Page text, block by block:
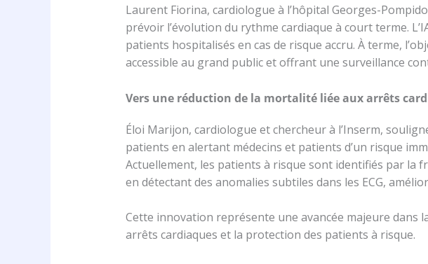
Laurent Fiorina, cardiologue à l’hôpital Georges-
prévoir l’évolution du rythme cardiaque à court terme.
patients hospitalisés en cas de risque accru. À terme,
accessible au grand public et offrant une surveillance
Vers une réduction de la mortalité liée aux arrêts
Éloi Marijon, cardiologue et chercheur à l’Inserm,
patients en alertant médecins et patients d’un risque
Actuellement, les patients à risque sont identifiés par la
en détectant des anomalies subtiles dans les ECG,
Cette innovation représente une avancée majeure
arrêts cardiaques et la protection des patients à risque.